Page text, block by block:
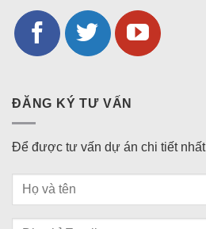
ĐĂNG KÝ TƯ VẤN
Để được tư vấn dự án chi tiết nhất